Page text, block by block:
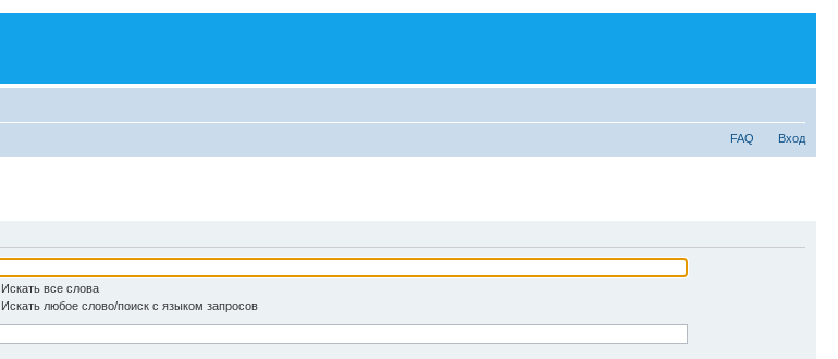
FAQ Вход
Искать все слова
Искать любое слово/поиск с языком запросов